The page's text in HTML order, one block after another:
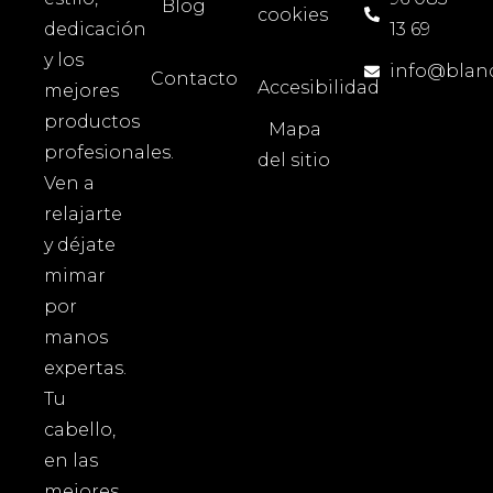
dedicación
y los
mejores
productos
profesionales.
Ven a
relajarte
y déjate
mimar
por
manos
expertas.
Tu
cabello,
en las
Blog
Contacto
cookies
Accesibilidad
Mapa
del sitio
13 69